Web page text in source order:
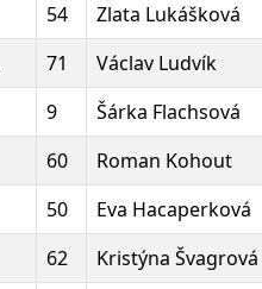
54 Zlata Lukášková
71 Václav Ludvík
9 Šárka Flachsová
60 Roman Kohout
50 Eva Hacaperková
62 Kristýna Švagrová